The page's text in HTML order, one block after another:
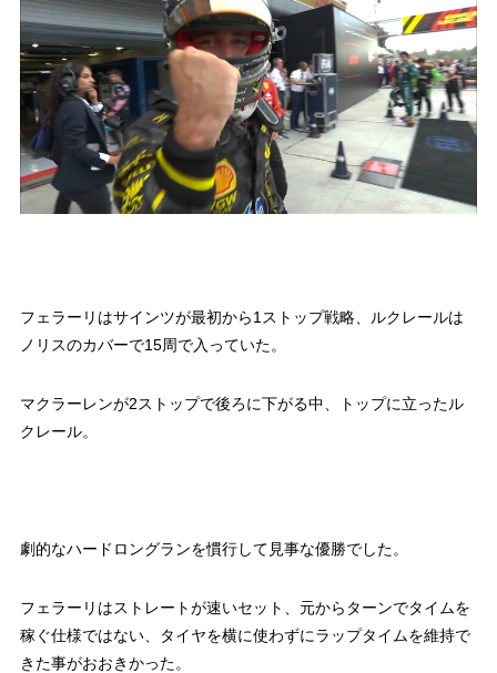
フェラーリはサインツが最初から1ストップ戦略、ルクレールは
ノリスのカバーで15周で入っていた。
マクラーレンが2ストップで後ろに下がる中、トップに立ったル
クレール。
劇的なハードロングランを慣行して見事な優勝でした。
フェラーリはストレートが速いセット、元からターンでタイムを
稼ぐ仕様ではない、タイヤを横に使わずにラップタイムを維持で
きた事がおおきかった。